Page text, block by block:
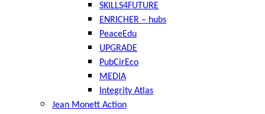
SKILLS4FUTURE
ENRICHER – hubs
PeaceEdu
UPGRADE
PubCirEco
MEDIA
Integrity Atlas
Jean Monett Action